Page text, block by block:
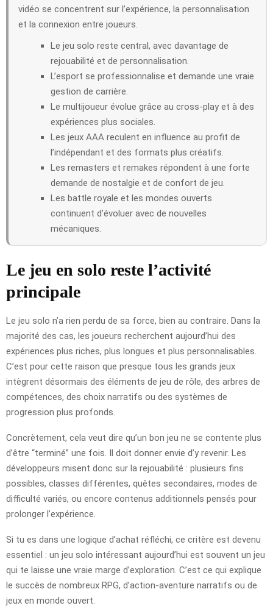
vidéo se concentrent sur l’expérience, la personnalisation
et la connexion entre joueurs.
Le jeu solo reste central, avec davantage de
rejouabilité et de personnalisation.
L’esport se professionnalise et demande une vraie
gestion de carrière.
Le multijoueur évolue grâce au cross-play et à des
expériences plus sociales.
Les jeux AAA reculent en influence au profit de
l’indépendant et des formats plus créatifs.
Les remasters et remakes répondent à une forte
demande de nostalgie et de confort de jeu.
Les battle royale et les mondes ouverts
continuent d’évoluer avec de nouvelles
mécaniques.
Le jeu en solo reste l’activité
principale
Le jeu solo n’a rien perdu de sa force, bien au contraire. Dans la
majorité des cas, les joueurs recherchent aujourd’hui des
expériences plus riches, plus longues et plus personnalisables.
C’est pour cette raison que presque tous les grands jeux
intègrent désormais des éléments de jeu de rôle, des arbres de
compétences, des choix narratifs ou des systèmes de
progression plus profonds.
Concrètement, cela veut dire qu’un bon jeu ne se contente plus
d’être “terminé” une fois. Il doit donner envie d’y revenir. Les
développeurs misent donc sur la rejouabilité : plusieurs fins
possibles, classes différentes, quêtes secondaires, modes de
difficulté variés, ou encore contenus additionnels pensés pour
prolonger l’expérience.
Si tu es dans une logique d’achat réfléchi, ce critère est devenu
essentiel : un jeu solo intéressant aujourd’hui est souvent un jeu
qui te laisse une vraie marge d’exploration. C’est ce qui explique
le succès de nombreux RPG, d’action-aventure narratifs ou de
jeux en monde ouvert.